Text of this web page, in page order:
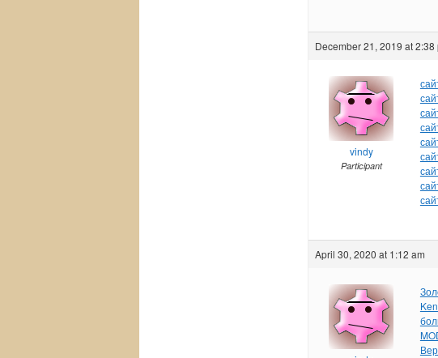
December 21, 2019 at 2:38
vindy
Participant
April 30, 2020 at 1:12 am